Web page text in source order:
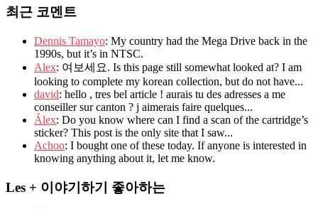
최근 코멘트
Dennis Tamayo: My country had the Mega Drive back in the
1990s, but it’s in NTSC.
Alex: 여보세요. Is this page still somewhat looked at? I am
looking to complete my korean collection, but do not have...
david: hello , tres bel article ! aurais tu des adresses a me
conseiller sur canton ? j aimerais faire quelques...
Álex: Do you know where can I find a scan of the cartridge’s
sticker? This post is the only site that I saw...
Achoo: I bought one of these today. If anyone is interested in
knowing anything about it, let me know.
Les + 이야기하기 좋아하는